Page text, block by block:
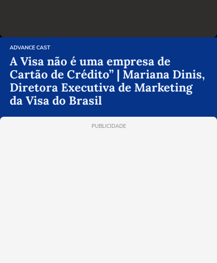
ADVANCE CAST
A Visa não é uma empresa de
Cartão de Crédito” | Mariana Dinis,
Diretora Executiva de Marketing
da Visa do Brasil
PUBLICIDADE